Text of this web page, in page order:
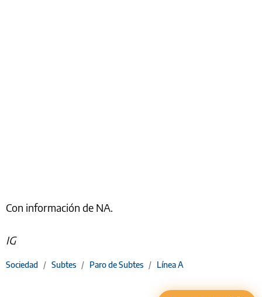
Con información de NA.
IG
Sociedad / Subtes / Paro de Subtes / Línea A